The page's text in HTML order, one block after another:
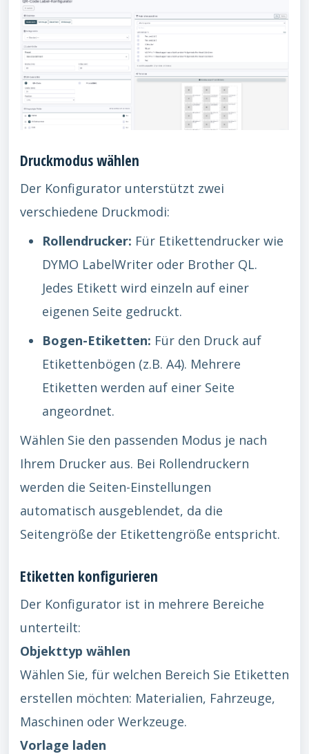
Druckmodus wählen
Der Konfigurator unterstützt zwei
verschiedene Druckmodi:
Rollendrucker: Für Etikettendrucker wie
DYMO LabelWriter oder Brother QL.
Jedes Etikett wird einzeln auf einer
eigenen Seite gedruckt.
Bogen-Etiketten: Für den Druck auf
Etikettenbögen (z.B. A4). Mehrere
Etiketten werden auf einer Seite
angeordnet.
Wählen Sie den passenden Modus je nach
Ihrem Drucker aus. Bei Rollendruckern
werden die Seiten-Einstellungen
automatisch ausgeblendet, da die
Seitengröße der Etikettengröße entspricht.
Etiketten konfigurieren
Der Konfigurator ist in mehrere Bereiche
unterteilt:
Objekttyp wählen
Wählen Sie, für welchen Bereich Sie Etiketten
erstellen möchten: Materialien, Fahrzeuge,
Maschinen oder Werkzeuge.
Vorlage laden